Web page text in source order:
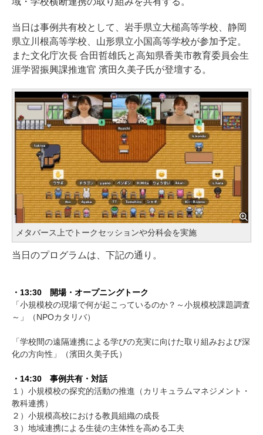
当日は事例共有校として、岩手県立大槌高等学校、静岡
県立川根高等学校、山形県立小国高等学校が参加予定。
また文化庁次長 合田哲雄氏と高知県香美市教育委員会生
涯学習振興課推進官 濱田久美子氏が登壇する。
メタバース上でトークセッションや分科会を実施
当日のプログラムは、下記の通り。
・13:30 開場・オープニングトーク
「小規模校の現場で何が起こっているのか？～小規模校課題調査
～」（NPOカタリバ）
「学校間の遠隔連携による学びの充実に向けた取り組みおよび深
化の方向性」（濱田久美子氏）
・14:30 事例共有・対話
１）小規模校の探究的活動の推進（カリキュラムマネジメント・
教科連携）
２）小規模高校における教員組織の成長
３）地域連携による生徒の主体性を高める工夫